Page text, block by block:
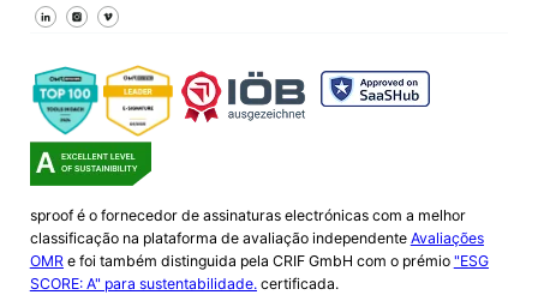
Segue-nos no Facebook
Segue-nos no X
Segue-nos no LinkedIn
sproof é o fornecedor de assinaturas electrónicas com a melhor
classificação na plataforma de avaliação independente Avaliações
OMRe foi também distinguida pela CRIF GmbH com o prémio "ESG
SCORE: A" para sustentabilidade.certificada.